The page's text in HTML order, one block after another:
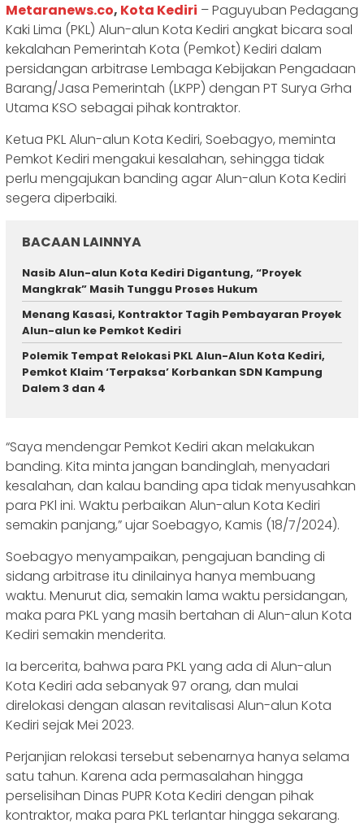
Metaranews.co, Kota Kediri – Paguyuban Pedagang
Kaki Lima (PKL) Alun-alun Kota Kediri angkat bicara soal
kekalahan Pemerintah Kota (Pemkot) Kediri dalam
persidangan arbitrase Lembaga Kebijakan Pengadaan
Barang/Jasa Pemerintah (LKPP) dengan PT Surya Grha
Utama KSO sebagai pihak kontraktor.
Ketua PKL Alun-alun Kota Kediri, Soebagyo, meminta
Pemkot Kediri mengakui kesalahan, sehingga tidak
perlu mengajukan banding agar Alun-alun Kota Kediri
segera diperbaiki.
BACAAN LAINNYA
Nasib Alun-alun Kota Kediri Digantung, “Proyek
Mangkrak” Masih Tunggu Proses Hukum
Menang Kasasi, Kontraktor Tagih Pembayaran Proyek
Alun-alun ke Pemkot Kediri
Polemik Tempat Relokasi PKL Alun-Alun Kota Kediri,
Pemkot Klaim ‘Terpaksa’ Korbankan SDN Kampung
Dalem 3 dan 4
“Saya mendengar Pemkot Kediri akan melakukan
banding. Kita minta jangan bandinglah, menyadari
kesalahan, dan kalau banding apa tidak menyusahkan
para PKl ini. Waktu perbaikan Alun-alun Kota Kediri
semakin panjang,” ujar Soebagyo, Kamis (18/7/2024).
Soebagyo menyampaikan, pengajuan banding di
sidang arbitrase itu dinilainya hanya membuang
waktu. Menurut dia, semakin lama waktu persidangan,
maka para PKL yang masih bertahan di Alun-alun Kota
Kediri semakin menderita.
Ia bercerita, bahwa para PKL yang ada di Alun-alun
Kota Kediri ada sebanyak 97 orang, dan mulai
direlokasi dengan alasan revitalisasi Alun-alun Kota
Kediri sejak Mei 2023.
Perjanjian relokasi tersebut sebenarnya hanya selama
satu tahun. Karena ada permasalahan hingga
perselisihan Dinas PUPR Kota Kediri dengan pihak
kontraktor, maka para PKL terlantar hingga sekarang.